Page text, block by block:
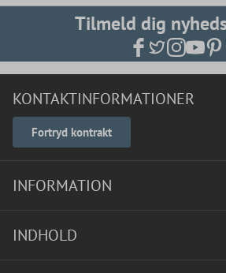
Tilmeld dig
KONTAKTINFORMATIONER
Fortryd kontrakt
INFORMATION
INDHOLD